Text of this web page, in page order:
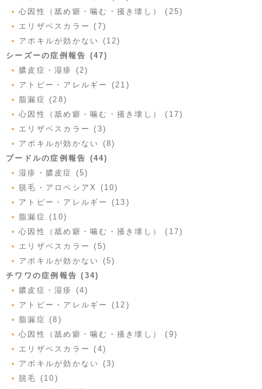
心因性（舐め癖・噛む・掻き壊し） (25)
エリザベスカラー (7)
アポキルが効かない (12)
シーズーの症例報告 (47)
膿皮症・湿疹 (2)
アトピー・アレルギー (21)
脂漏症 (28)
心因性（舐め癖・噛む・掻き壊し） (17)
エリザベスカラー (3)
アポキルが効かない (8)
プードルの症例報告 (44)
湿疹・膿皮症 (5)
脱毛・アロペシアX (10)
アトピー・アレルギー (13)
脂漏症 (10)
心因性（舐め癖・噛む・掻き壊し） (17)
エリザベスカラー (5)
アポキルが効かない (5)
チワワの症例報告 (34)
膿皮症・湿疹 (4)
アトピー・アレルギー (12)
脂漏症 (8)
心因性（舐め癖・噛む・掻き壊し） (9)
エリザベスカラー (4)
アポキルが効かない (3)
脱毛 (10)